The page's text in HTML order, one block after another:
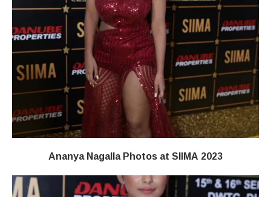
Ananya Nagalla Photos at SIIMA 2023